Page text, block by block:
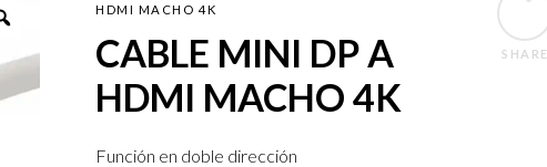
SHARE
HDMI MACHO 4K
CABLE MINI DP A
HDMI MACHO 4K
Función en doble dirección